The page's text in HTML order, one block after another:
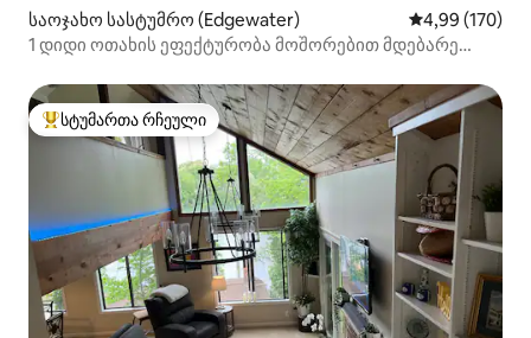
საოჯახო სასტუმრო (Edgewater) საშუალო
4,99 (170)
1 დიდი ოთახის ეფექტურობა მოშორებით მდებარე
სტუმართა რჩეული მოწინავე ვარიანტი
სტუმართა რჩეული